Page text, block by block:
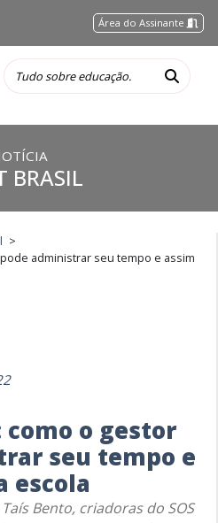
Área do Assinante
BRASIL
>
administrar seu tempo e assim
como o gestor
seu tempo e
escola
Bento, criadoras do SOS